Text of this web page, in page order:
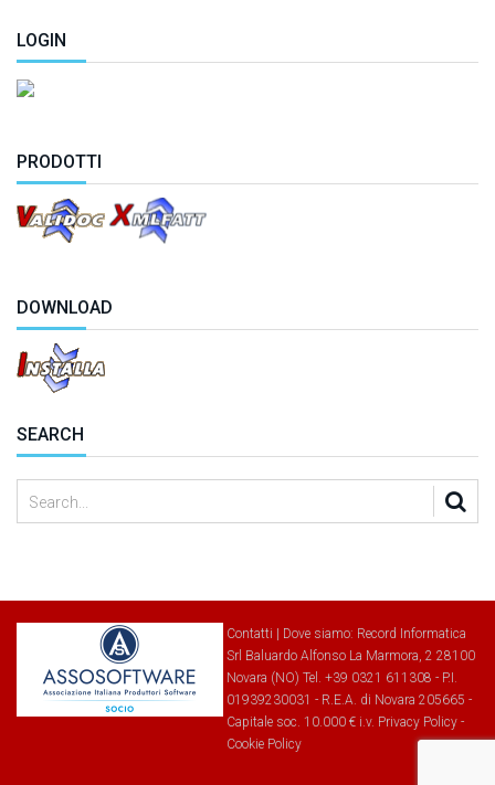
LOGIN
PRODOTTI
DOWNLOAD
SEARCH
Contatti Dove siamo: Record Informatica
Srl Baluardo Alfonso La Marmora, 2 28100
Novara (NO) Tel. +39 0321 611308 - P.I.
01939230031 - R.E.A. di Novara 205665 -
Capitale soc. 10.000 € i.v. Privacy Policy -
Cookie Policy